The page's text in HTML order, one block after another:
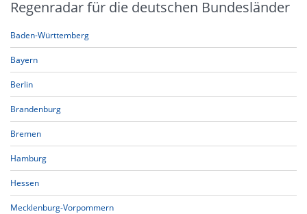
Regenradar für die deutschen Bundesländer
Baden-Württemberg
Bayern
Berlin
Brandenburg
Bremen
Hamburg
Hessen
Mecklenburg-Vorpommern